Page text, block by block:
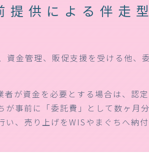
提供による 伴走
金管理、販促支援を受ける他、
が資金を必要とする場合は、認
事前に「委託費」として数ヶ月
、売り上げをWISやまぐちへ納